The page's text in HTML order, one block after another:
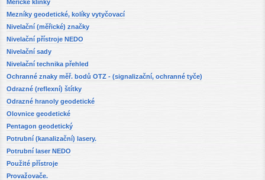
Měřické klínky
Mezníky geodetické, kolíky vytyčovací
Nivelační (měřické) značky
Nivelační přístroje NEDO
Nivelační sady
Nivelační technika přehled
Ochranné znaky měř. bodů OTZ - (signalizační, ochranné tyče)
Odrazné (reflexní) štítky
Odrazné hranoly geodetické
Olovnice geodetické
Pentagon geodetický
Potrubní (kanalizační) lasery.
Potrubní laser NEDO
Použité přístroje
Provažovače.